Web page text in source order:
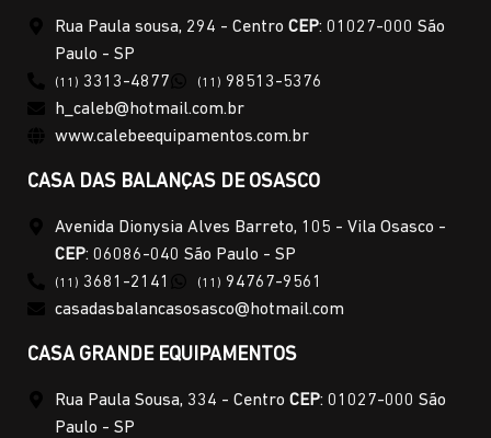
Rua Paula sousa, 294 - Centro CEP: 01027-000 São
Paulo - SP
(11) 3313-4877 (11) 98513-5376
h_caleb@hotmail.com.br
www.calebeequipamentos.com.br
CASA DAS BALANÇAS DE OSASCO
Avenida Dionysia Alves Barreto, 105 - Vila Osasco -
CEP: 06086-040 São Paulo - SP
(11) 3681-2141 (11) 94767-9561
casadasbalancasosasco@hotmail.com
CASA GRANDE EQUIPAMENTOS
Rua Paula Sousa, 334 - Centro CEP: 01027-000 São
Paulo - SP